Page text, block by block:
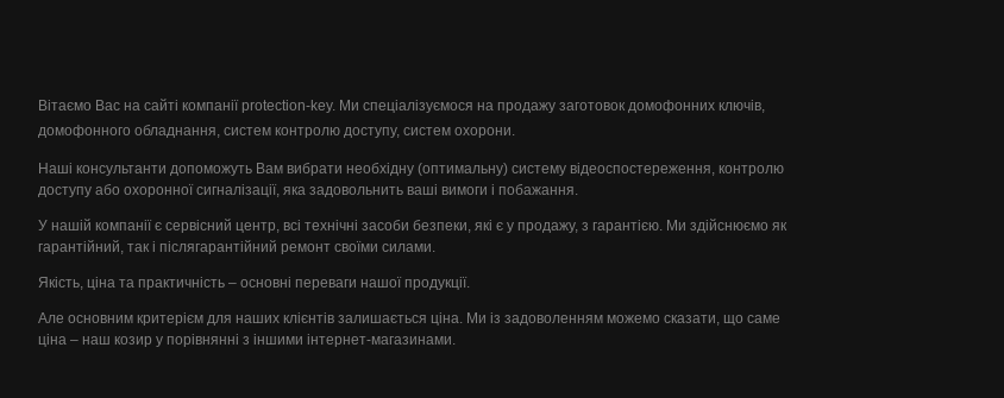
Вітаємо Вас на сайті компанії protection-key. Ми спеціалізуємося на продажу заготовок домофонних ключів,
домофонного обладнання, систем контролю доступу, систем охорони.
Наші консультанти допоможуть Вам вибрати необхідну (оптимальну) систему відеоспостереження, контролю
доступу або охоронної сигналізації, яка задовольнить ваші вимоги і побажання.
У нашій компанії є сервісний центр, всі технічні засоби безпеки, які є у продажу, з гарантією. Ми здійснюємо як
гарантійний, так і післягарантійний ремонт своїми силами.
Якість, ціна та практичність – основні переваги нашої продукції.
Але основним критерієм для наших клієнтів залишається ціна. Ми із задоволенням можемо сказати, що саме
ціна – наш козир у порівнянні з іншими інтернет-магазинами.